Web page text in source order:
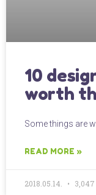
10
worth
Some things are
READ MORE »
2018.05.14.